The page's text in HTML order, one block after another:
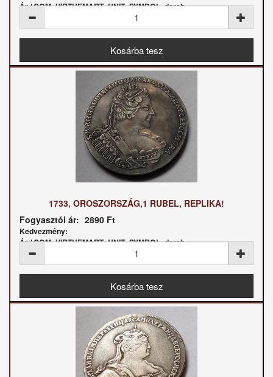
Ár / COM_VIRTUEMART_UNIT_SYMBOL_darab:
1733, OROSZORSZÁG,1 RUBEL, REPLIKA!
Fogyasztói ár: 2890 Ft
Kedvezmény:
Ár / COM_VIRTUEMART_UNIT_SYMBOL_darab: